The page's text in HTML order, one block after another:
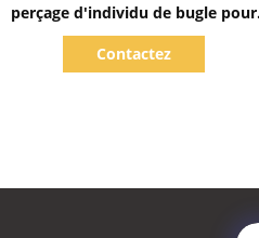
perçage d'individu de bugle pour
galvanisé jaune épais en métal Cr6
Contactez